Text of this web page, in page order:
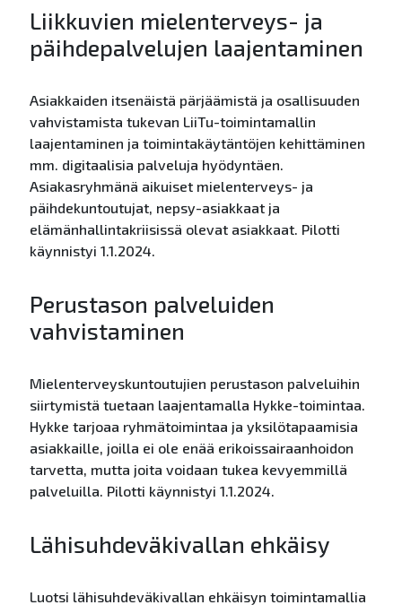
Liikkuvien mielenterveys- ja
päihdepalvelujen laajentaminen
Asiakkaiden itsenäistä pärjäämistä ja osallisuuden
vahvistamista tukevan LiiTu-toimintamallin
laajentaminen ja toimintakäytäntöjen kehittäminen
mm. digitaalisia palveluja hyödyntäen.
Asiakasryhmänä aikuiset mielenterveys- ja
päihdekuntoutujat, nepsy-asiakkaat ja
elämänhallintakriisissä olevat asiakkaat. Pilotti
käynnistyi 1.1.2024.
Perustason palveluiden
vahvistaminen
Mielenterveyskuntoutujien perustason palveluihin
siirtymistä tuetaan laajentamalla Hykke-toimintaa.
Hykke tarjoaa ryhmätoimintaa ja yksilötapaamisia
asiakkaille, joilla ei ole enää erikoissairaanhoidon
tarvetta, mutta joita voidaan tukea kevyemmillä
palveluilla. Pilotti käynnistyi 1.1.2024.
Lähisuhdeväkivallan ehkäisy
Luotsi lähisuhdeväkivallan ehkäisyn toimintamallia